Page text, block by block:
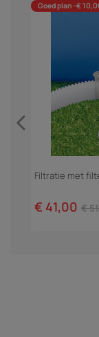
Goed plan -€
Filtratie met
€ 41,00 €